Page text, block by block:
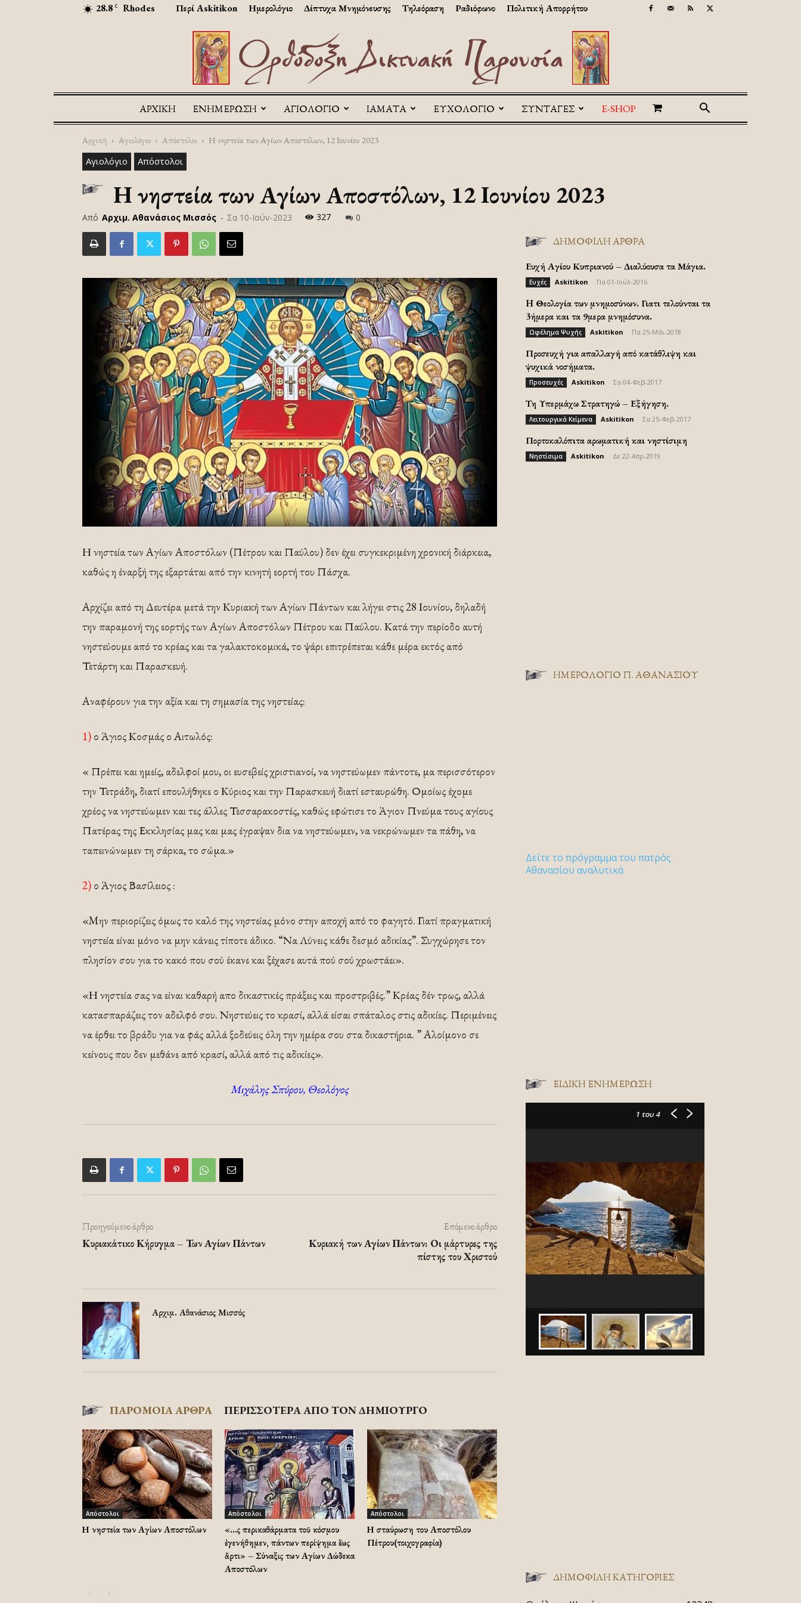
28.8 C Rhodes Περί Askitikon Ημερολόγιο Δίπτυχα Μνημόνευσης Τηλεόραση Ραδιόφωνο Πολιτική Απορρήτου
Askitikon
ΑΡΧΙΚΉ ΕΝΗΜΕΡΩΣΗ ΑΓΙΟΛΟΓΙΟ ΙΑΜΑΤΑ ΕΥΧΟΛΟΓΙΟ ΣΥΝΤΑΓΕΣ E-SHOP
Αρχική Αγιολόγιο Απόστολοι Η νηστεία των Αγίων Αποστόλων, 12 Ιουνίου 2023
Αγιολόγιο Απόστολοι
Η νηστεία των Αγίων Αποστόλων, 12 Ιουνίου 2023
Από Αρχιμ. Αθανάσιος Μισσός - Σα 10-Ιούν-2023 327 0
Η νηστεία των Αγίων Αποστόλων (Πέτρου και Παύλου) δεν έχει συγκεκριμένη χρονική διάρκεια,
καθώς η έναρξή της εξαρτάται από την κινητή εορτή του Πάσχα.
Αρχίζει από τη Δευτέρα μετά την Κυριακή των Αγίων Πάντων και λήγει στις 28 Ιουνίου, δηλαδή
την παραμονή της εορτής των Αγίων Αποστόλων Πέτρου και Παύλου. Κατά την περίοδο αυτή
νηστεύουμε από το κρέας και τα γαλακτοκομικά, το ψάρι επιτρέπεται κάθε μέρα εκτός από
Τετάρτη και Παρασκευή.
Αναφέρουν για την αξία και τη σημασία της νηστείας:
1) ο Άγιος Κοσμάς ο Αιτωλός:
« Πρέπει και ημείς, αδελφοί μου, οι ευσεβείς χριστιανοί, να νηστεύωμεν πάντοτε, μα περισσότερον
την Τετράδη, διατί επουλήθηκε ο Κύριος και την Παρασκευή διατί εσταυρώθη. Ομοίως έχομε
χρέος να νηστεύωμεν και τες άλλες Τεσσαρακοστές, καθώς εφώτισε το Άγιον Πνεύμα τους αγίους
Πατέρας της Εκκλησίας μας και μας έγραψαν δια να νηστεύωμεν, να νεκρώνωμεν τα πάθη, να
ταπεινώνωμεν τη σάρκα, το σώμα.»
2) ο Άγιος Βασίλειος :
«Mην περιορίζεις όμως το καλό της νηστείας μόνο στην αποχή από το φαγητό. Γιατί πραγματική
νηστεία είναι μόνο να μην κάνεις τίποτε άδικο. “Να Λύνεις κάθε δεσμό αδικίας”. Συγχώρησε τον
πλησίον σου για το κακό που σού έκανε και ξέχασε αυτά πού σού χρωστάει».
«Η νηστεία σας να είναι καθαρή απο δικαστικές πράξεις και προστριβές.” Κρέας δέν τρως, αλλά
κατασπαράζεις τον αδελφό σου. Νηστεύεις το κρασί, αλλά είσαι σπάταλος στις αδικίες. Περιμένεις
να έρθει το βράδυ για να φάς αλλά ξοδεύεις όλη την ημέρα σου στα δικαστήρια. ” Αλοίμονο σε
κείνους που δεν μεθάνε από κρασί, αλλά από τις αδικίες».
Μιχάλης Σπύρου, Θεολόγος
Προηγούμενο άρθρο
Κυριακάτικο Κήρυγμα – Των Αγίων Πάντων
Επόμενο άρθρο
Κυριακή των Αγίων Πάντων: Οι μάρτυρες της
πίστης του Χριστού
Αρχιμ. Αθανάσιος Μισσός
ΠΑΡΟΜΟΙΑ ΑΡΘΡΑ ΠΕΡΙΣΣΟΤΕΡΑ ΑΠΟ ΤΟΝ ΔΗΜΙΟΥΡΓΟ
Απόστολοι
Η νηστεία των Αγίων Αποστόλων
Απόστολοι
«…Ὡς περικαθάρματα τοῦ κόσμου
ἐγενήθημεν, πάντων περίψημα ἕως
ἄρτι» – Σύναξις των Αγίων Δώδεκα
Αποστόλων
Απόστολοι
Η σταύρωση του Αποστόλου
Πέτρου(τοιχογραφία)
ΔΗΜΟΦΙΛΗ ΑΡΘΡΑ
Ευχή Αγίου Κυπριανού – Διαλύουσα τα Μάγια.
Ευχές Askitikon Πα 01-Ιούλ-2016
H Θεολογία των μνημοσύνων. Γιατι τελούνται τα
3ήμερα και τα 9μερα μνημόσυνα.
Ωφέλημα Ψυχής Askitikon Πα 25-Μάι-2018
Προσευχή για απαλλαγή από κατάθλιψη και
ψυχικά νοσήματα.
Προσευχές Askitikon Σα 04-Φεβ-2017
Τη Υπερμάχω Στρατηγώ – Εξήγηση.
Λειτουργικά Κείμενα Askitikon Σα 25-Φεβ-2017
Πορτοκαλόπιτα αρωματική και νηστίσιμη
Νηστίσιμα Askitikon Δε 22-Απρ-2019
ΗΜΕΡΟΛΟΓΙΟ Π. ΑΘΑΝΑΣΙΟΥ
Δείτε το πρόγραμμα του πατρός
Αθανασίου αναλυτικά
ΕΙΔΙΚΉ ΕΝΗΜΈΡΩΣΗ
1 του 4
ΔΗΜΟΦΙΛΗ ΚΑΤΗΓΟΡΙΕΣ